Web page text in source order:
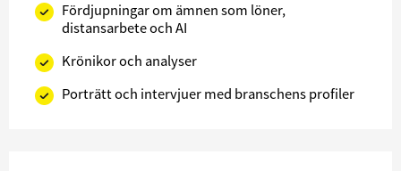
Fördjupningar om ämnen som löner,
distansarbete och AI
Krönikor och analyser
Porträtt och intervjuer med branschens profiler